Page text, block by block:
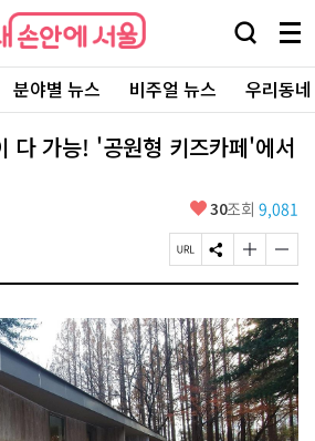
검
창
열
기
메
뉴
전
체
보
기
분야별 뉴스 비주얼 뉴스 우리동
다 가능! '공원형 키즈카페'에서
좋
요
30조회 9,081
페
이
U
R
L
복
사
S
N
공
유
하
기
글
자
기
크
게
변
경
하
기
글
자
기
작
게
변
경
하
기